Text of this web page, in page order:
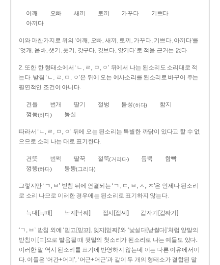
어깨 오빠 새끼 토끼 가꾸다
기쁘다
아끼다
이와 마찬가지로 위의 ‘어깨, 오빠, 새끼, 토끼, 가꾸다, 기쁘다, 아끼다’를
‘엇개, 옵바, 샛기, 톳기, 갓구다, 깃브다, 앗기다’로 적을 근거는 없다.
2. 또한 한 형태소에서 ‘ㄴ, ㄹ, ㅁ, ㅇ’ 뒤에서 나는 된소리도 소리대로 적
는다. 받침 ‘ㄴ, ㄹ, ㅁ, ㅇ’은 뒤에 오는 예사소리를 된소리로 바꾸어 주는
필연적인 조건이 아니다.
건들 번개 딸기 절벙 듬성(하다)
함지
껑둥(하다) 뭉실
따라서 ‘ㄴ, ㄹ, ㅁ, ㅇ’ 뒤에 오는 된소리는 특별한 까닭이 있다고 할 수 없
으므로 소리 나는 대로 표기한다.
건뜻 번쩍 딸꾹 절뚝(거리다) 듬뿍
함빡
껑뚱(하다) 뭉뚱(그리다)
그렇지만 ‘ㄱ, ㅂ’ 받침 뒤에 연결되는 ‘ㄱ, ㄷ, ㅂ, ㅅ, ㅈ’은 언제나 된소리
로 소리 나므로 이러한 경우에는 된소리로 표기하지 않는다.
늑대[늑때] 낙지[낙찌] 접시[접씨] 갑자기[갑짜기]
‘ㄱ, ㅂ’ 받침 외에 ‘믿고[믿꼬], 잊지[읻찌]’와 ‘낯설다[낟썰다]’처럼 앞말의
받침이 [ㄷ]으로 발음될 때 뒷말의 첫소리가 된소리로 나는 예들도 있다.
이러한 말 역시 된소리를 표기에 반영하지 않는데 이는 다른 이유에서이
다. 이들은 ‘어간+어미’, ‘어근+어근’과 같이 두 개의 형태소가 결합된 말